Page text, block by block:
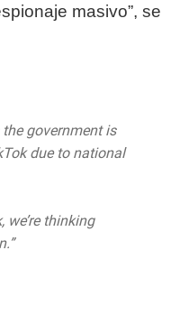
masivo”, se
government is
due to national
we’re thinking